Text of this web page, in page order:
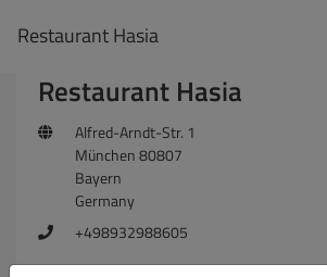
Restaurant Hasia
Restaurant Hasia
Alfred-Arndt-Str. 1
München 80807
Bayern
Germany
+498932988605